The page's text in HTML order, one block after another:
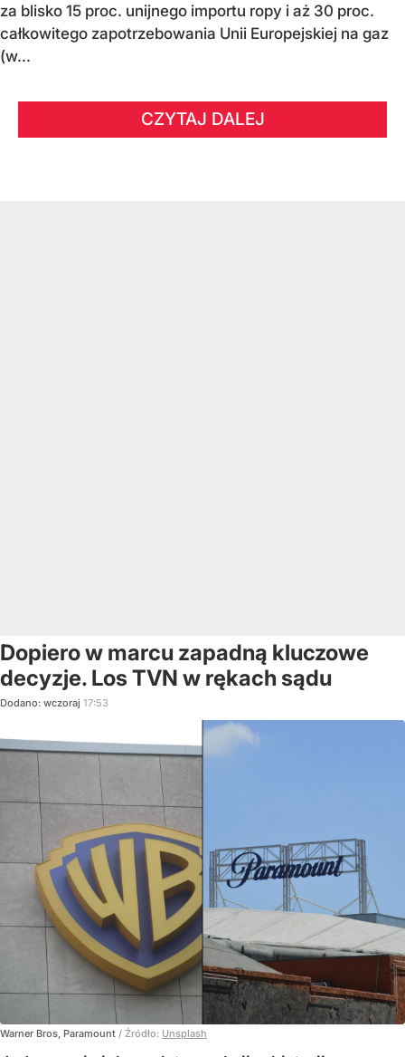
za blisko 15 proc. unijnego importu ropy i aż 30 proc.
całkowitego zapotrzebowania Unii Europejskiej na gaz
(w...
CZYTAJ DALEJ
Dopiero w marcu zapadną kluczowe
decyzje. Los TVN w rękach sądu
Dodano: wczoraj 17:53
Warner Bros, Paramount / Źródło: Unsplash